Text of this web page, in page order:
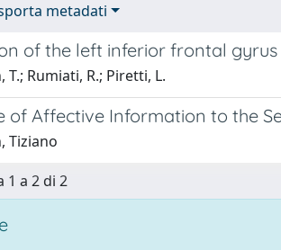
metadati
of the left inferior frontal
T.; Rumiati, R.; Piretti, L.
of Affective Information to the
Tiziano
a 2 di 2